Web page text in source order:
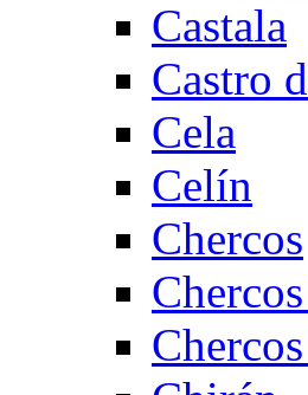
Castala
Castro
Cela
Celín
Chercos